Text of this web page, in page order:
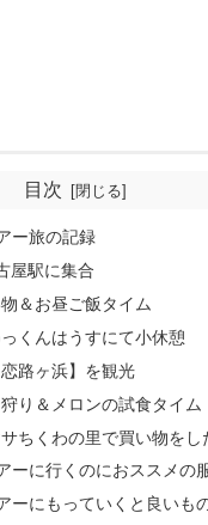
目次
ー旅の記録
屋駅に集合
＆お昼ご飯タイム
くんはうすにて小休憩
路ヶ浜】を観光
り＆メロンの試食タイム
ちくわの里で買い物をし
ーに行くのにおススメの
ーにもっていくと良いも